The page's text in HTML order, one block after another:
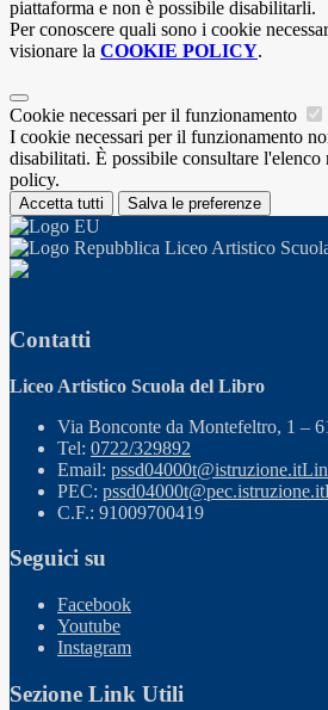
piattaforma e non è possibile disabilitarli.
Per conoscere quali sono i cookie
visionare la COOKIE POLICY.
Cookie necessari per il funzionamento
I cookie necessari per il funzionamento
disabilitati. È possibile consultare
policy.
Accetta tutti Salva le preferenze
Liceo Artistico
Contatti
Liceo Artistico Scuola del Libro
Via Bonconte da Montefeltro, 1 –
Tel: 0722/329892
Email: pssd04000t@istruzione.it
PEC: pssd04000t@pec.istruzione.it
C.F.: 91009700419
Seguici su
Facebook
Youtube
Instagram
Sezione Link Utili